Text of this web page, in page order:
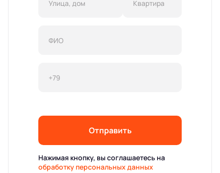
Отправить
Нажимая кнопку, вы соглашаетесь на
обработку персональных данных